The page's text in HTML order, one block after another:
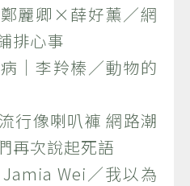
麗卿×薛好薰／網
排心事
｜李羚榛／動物的
行像喇叭褲 網路潮
再次說起死語
Wei／我以為